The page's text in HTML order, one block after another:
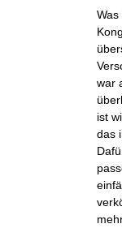
war
ist
das